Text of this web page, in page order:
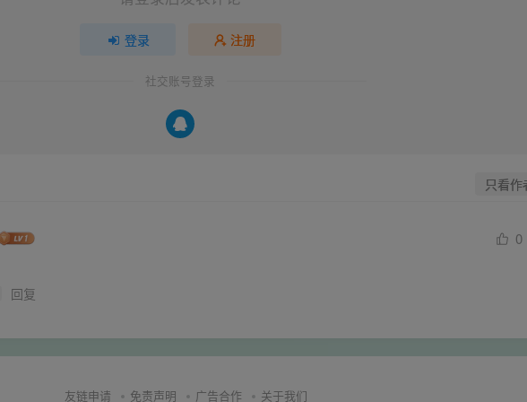
登录 注册
社交账号登录
只看作
0
回复
友链申请 免责声明 广告合作 关于我们